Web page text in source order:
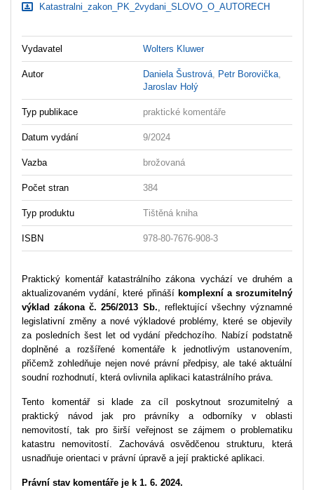
Katastralni_zakon_PK_2vydani_SLOVO_O_AUTORECH
Vydavatel Wolters Kluwer
Autor Daniela Šustrová Petr Borovička
Jaroslav Holý
Typ publikace praktické komentáře
Datum vydání 9/2024
Vazba brožovaná
Počet stran 384
Typ produktu Tištěná kniha
ISBN 978-80-7676-908-3
Praktický komentář katastrálního zákona vychází ve druhém a
aktualizovaném vydání, které přináší komplexní a srozumitelný
výklad zákona č. 256/2013 Sb. , reflektující všechny významné
legislativní změny a nové výkladové problémy, které se objevily
za posledních šest let od vydání předchozího. Nabízí podstatně
doplněné a rozšířené komentáře k jednotlivým ustanovením,
přičemž zohledňuje nejen nové právní předpisy, ale také aktuální
soudní rozhodnutí, která ovlivnila aplikaci katastrálního práva.
Tento komentář si klade za cíl poskytnout srozumitelný a
praktický návod jak pro právníky a odborníky v oblasti
nemovitostí, tak pro širší veřejnost se zájmem o problematiku
katastru nemovitostí. Zachovává osvědčenou strukturu, která
usnadňuje orientaci v právní úpravě a její praktické aplikaci.
Právní stav komentáře je k 1. 6. 2024.